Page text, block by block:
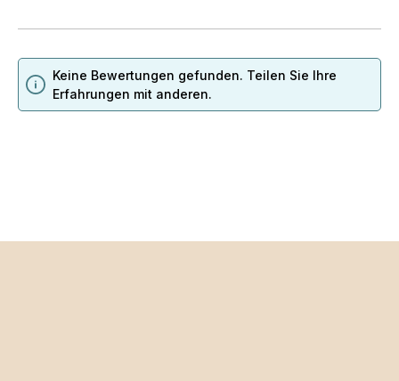
Keine Bewertungen gefunden. Teilen Sie Ihre
Erfahrungen mit anderen.